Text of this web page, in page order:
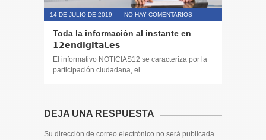
14 DE JULIO DE 2019 - NO HAY COMENTARIOS
Toda la información al instante en
𝟭𝟮𝗲𝗻𝗱𝗶𝗴𝗶𝘁𝗮𝗹.𝗲𝘀
El informativo NOTICIAS12 se caracteriza por la
participación ciudadana, el...
DEJA UNA RESPUESTA
Su dirección de correo electrónico no será publicada.